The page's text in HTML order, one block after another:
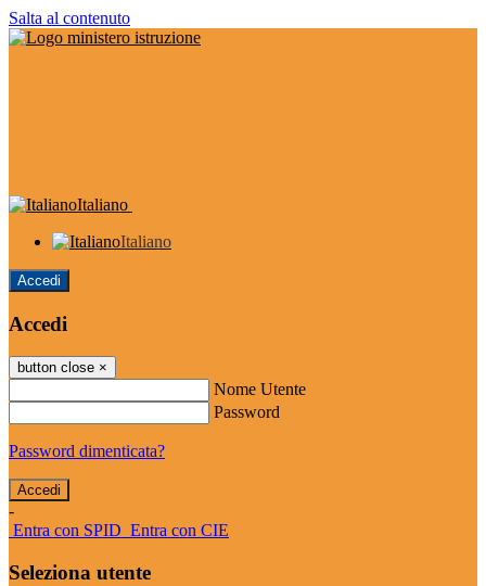
Salta al contenuto
Italiano
Italiano
Accedi
Accedi
button close ×
Nome Utente
Password
Password dimenticata?
-
Entra con SPID Entra con CIE
Seleziona utente